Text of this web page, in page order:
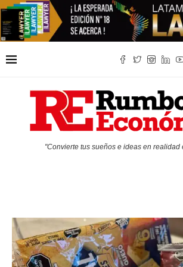
"Convierte tus sueños e ideas en realidad